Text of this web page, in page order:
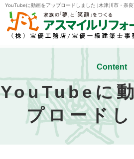
YouTubeに動画をアップロードしました |木津川市・奈
ムのことなら宝優工務店アスマイルリフォーム
Content
YouTubeに
プロード